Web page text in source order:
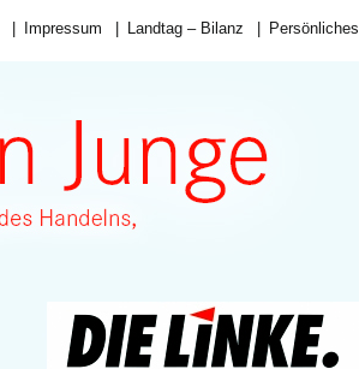
Impressum Landtag – Bilanz Persönliches